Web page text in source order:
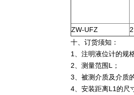
ZW-UFZ
2
十、订货须知：
1、注明液位计的规
2、测量范围L；
3、被测介质及介质
4、安装距离L1的尺